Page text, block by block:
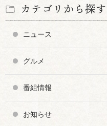
カテゴリから探す
ニュース
グルメ
番組情報
お知らせ